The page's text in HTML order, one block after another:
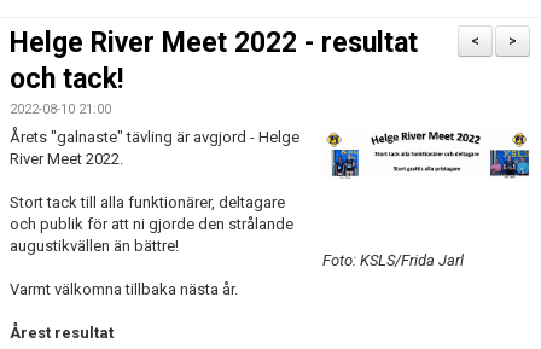
KSLS WEBBSHOP
FÖRÄLDER
FUNKTIONÄR
VÅRA TÄVLINGAR
>
<
Helge River Meet 2022 - resultat
och tack!
2022-08-10 21:00
Foto: KSLS/Frida Jarl
Årets "galnaste" tävling är avgjord - Helge
River Meet 2022.
Stort tack till alla funktionärer, deltagare
och publik för att ni gjorde den strålande
augustikvällen än bättre!
Varmt välkomna tillbaka nästa år.
Årest resultat